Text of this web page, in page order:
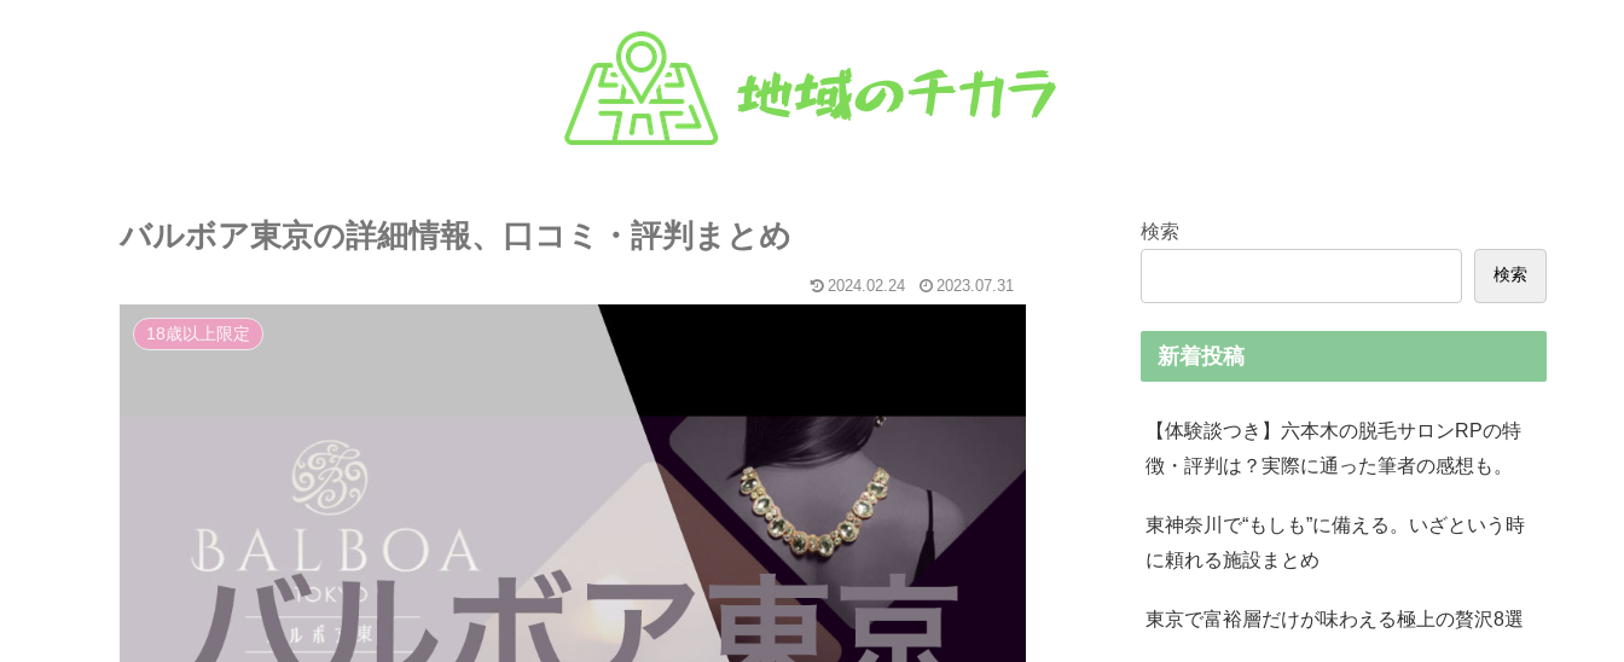
バルボア東京の詳細情報、口コミ・評判まとめ
2024.02.24 2023.07.31
18歳以上限定
検索
検索
新着投稿
【体験談つき】六本木の脱毛サロンRPの特
徴・評判は？実際に通った筆者の感想も。
東神奈川で“もしも”に備える。いざという時
に頼れる施設まとめ
東京で富裕層だけが味わえる極上の贅沢8選